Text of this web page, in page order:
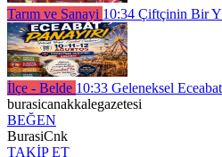
Tarım ve Sanayi 10:34 Çiftçinin Bir
İlçe - Belde 10:33 Geleneksel Eceabat
burasicanakkalegazetesi
BEĞEN
BurasiCnk
TAKİP ET